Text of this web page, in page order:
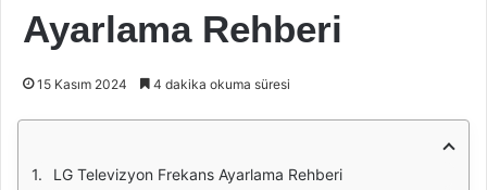
Ayarlama Rehberi
15 Kasım 2024 4 dakika okuma süresi
LG Televizyon Frekans Ayarlama Rehberi